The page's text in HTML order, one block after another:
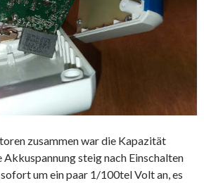
zusammen war die Kapazität
Akkuspannung steig nach Einschalten
um ein paar 1/100tel Volt an, es